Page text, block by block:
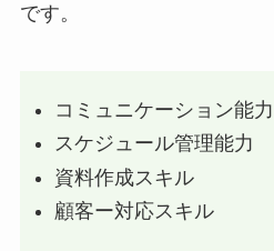
です。
コミュニケーション能力
スケジュール管理能力
資料作成スキル
顧客ー対応スキル